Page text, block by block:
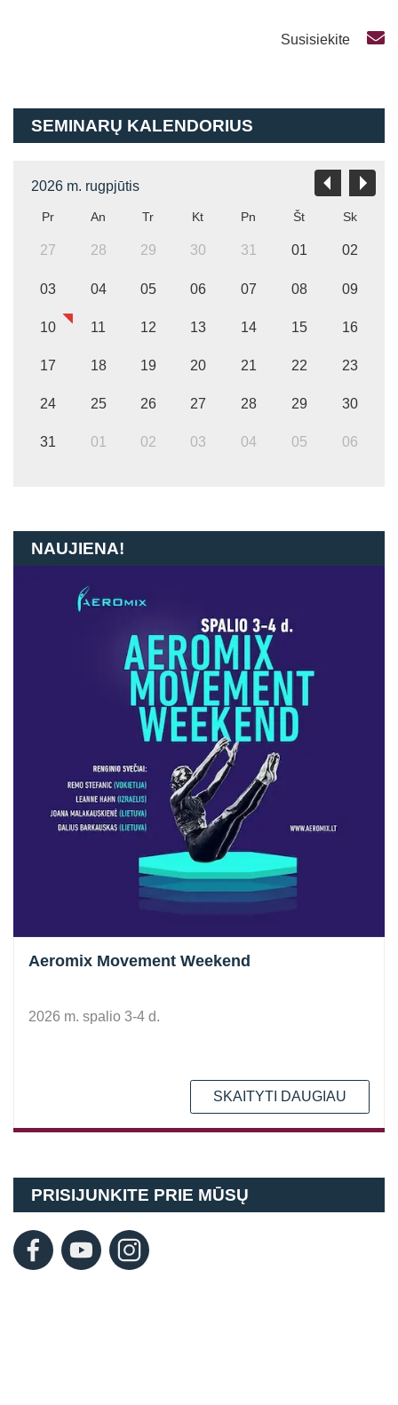
Susisiekite
SEMINARŲ KALENDORIUS
2026 m. rugpjūtis
Pr An Tr Kt Pn Št Sk
27 28 29 30 31 01 02
03 04 05 06 07 08 09
10 11 12 13 14 15 16
17 18 19 20 21 22 23
24 25 26 27 28 29 30
31 01 02 03 04 05 06
NAUJIENA!
Aeromix Movement Weekend
2026 m. spalio 3-4 d.
SKAITYTI DAUGIAU
PRISIJUNKITE PRIE MŪSŲ